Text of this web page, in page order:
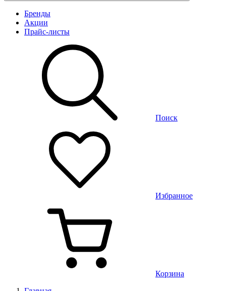
Бренды
Акции
Прайс-листы
Поиск
Избранное
Корзина